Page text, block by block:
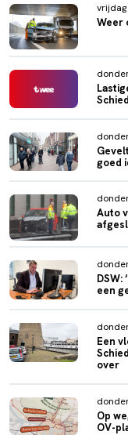
Weer
goed
Auto
DSW:
een
Een
over
Op
OV-